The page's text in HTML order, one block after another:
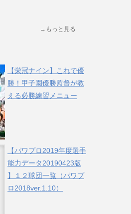
→もっと見る
【栄冠ナイン】これで優
勝！甲子園優勝監督が教
える必勝練習メニュー
【パワプロ2019年度選手
能力データ20190423版
】１２球団一覧（パワプ
ロ2018ver.1.10）